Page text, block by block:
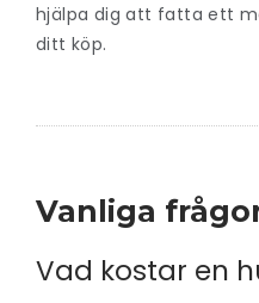
hjälpa dig att fatta ett
ditt köp.
Vanliga
Vad kostar en